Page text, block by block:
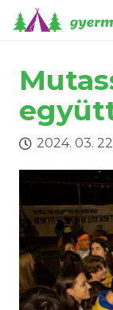
2024. 03.